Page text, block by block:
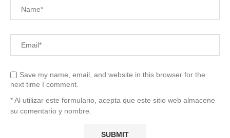
Save my name, email, and website in this browser for the
next time I comment.
* Al utilizar este formulario, acepta que este sitio web almacene
su comentario y nombre.